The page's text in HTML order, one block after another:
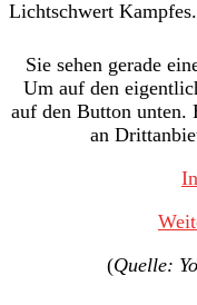
Lichtschwert Kampfes.
Sie sehen gerade
Um auf den
auf den Button unten.
an
(Quelle: